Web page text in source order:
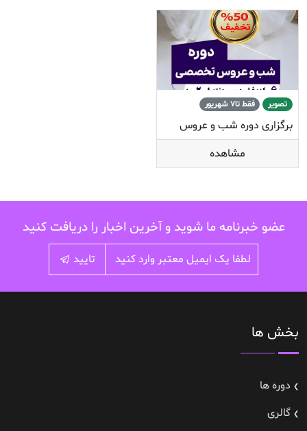
تصویر فقط تا7 شهریور
برگزاری دوره شب و عروس
مشاهده
عضو خبرنامه ما شوید و آخرین اخبار را دریافت کنید
تایید
بخش ها
دوره ها
گالری